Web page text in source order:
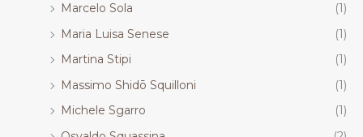
Marcelo Sola
(1)
Maria Luisa Senese
(1)
Martina Stipi
(1)
Massimo Shidō Squilloni
(1)
Michele Sgarro
(1)